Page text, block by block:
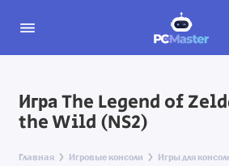
Игра The Legend of
the Wild (NS2)
Главная Игровые консоли Игры для